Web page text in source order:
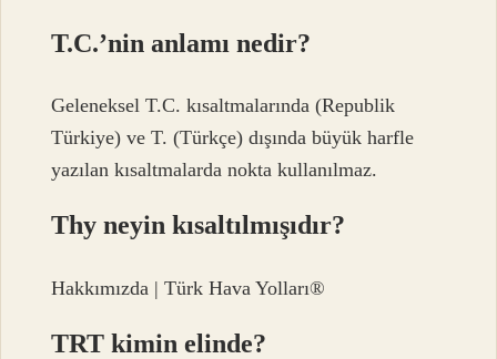
T.C.’nin anlamı nedir?
Geleneksel T.C. kısaltmalarında (Republik
Türkiye) ve T. (Türkçe) dışında büyük harfle
yazılan kısaltmalarda nokta kullanılmaz.
Thy neyin kısaltılmışıdır?
Hakkımızda | Türk Hava Yolları®
TRT kimin elinde?